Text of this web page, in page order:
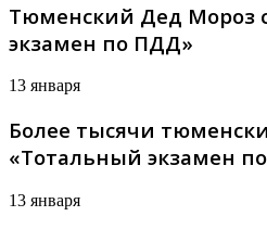
Тюменский Дед Мороз
экзамен по ПДД»
13 января
Более тысячи
«Тотальный экзамен
13 января